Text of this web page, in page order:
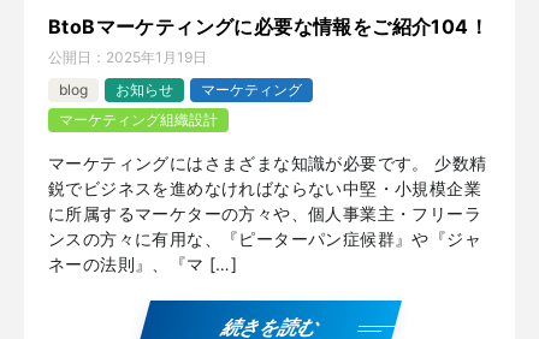
BtoBマーケティングに必要な情報をご紹介104！
公開日： 2025年1月19日
blog
お知らせ
マーケティング
マーケティング組織設計
マーケティングにはさまざまな知識が必要です。 少数精
鋭でビジネスを進めなければならない中堅・小規模企業
に所属するマーケターの方々や、個人事業主・フリーラ
ンスの方々に有用な、『ピーターパン症候群』や『ジャ
ネーの法則』、『マ […]
続きを読む